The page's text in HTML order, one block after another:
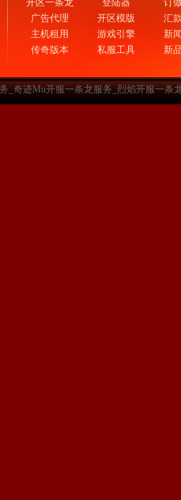
开区一条龙
广告代理
主机租用
传奇版本
登陆器
开区模版
游戏引擎
私服工具
订
汇
新
新
_奇迹Mu开服一条龙服务_烈焰开服一条